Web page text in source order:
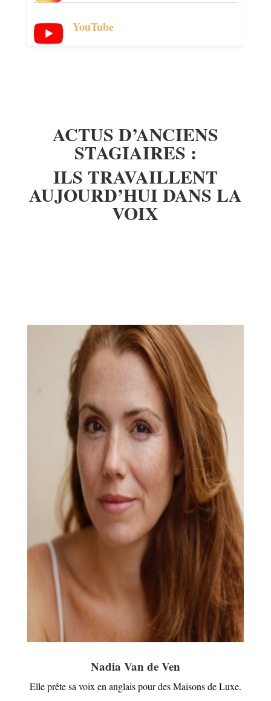
YouTube
ACTUS D’ANCIENS
STAGIAIRES :
ILS TRAVAILLENT
AUJOURD’HUI DANS LA
VOIX
Nadia Van de Ven
Elle prête sa voix en anglais pour des Maisons de Luxe.